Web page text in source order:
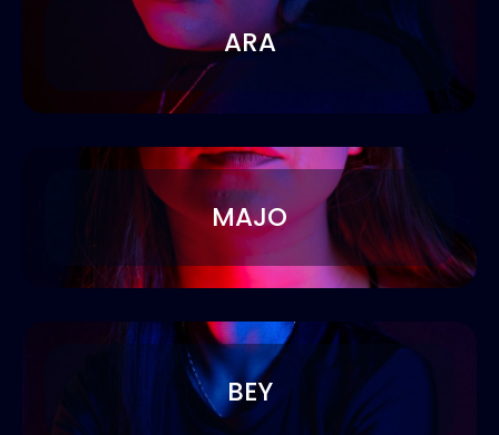
ARA
MAJO
BEY